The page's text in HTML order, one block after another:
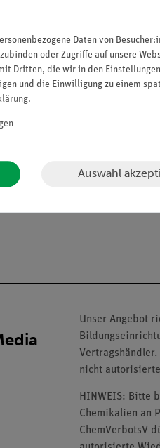
Unser Angebot
nicht
HINWEIS: Bitte
Chemikalien an
ChemVerbotsV
Daten von
oder Zugriffe auf unsere
Dritten, die wir in den
und die Einwilligung zu einem
.
Auswahl